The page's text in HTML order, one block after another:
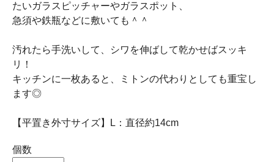
たいガラスピッチャーやガラスポット、
急須や鉄瓶などに敷いても＾＾
汚れたら手洗いして、シワを伸ばして乾かせばスッキ
リ！
キッチンに一枚あると、ミトンの代わりとしても重宝し
ます◎
【平置き外寸サイズ】L：直径約14cm
個数